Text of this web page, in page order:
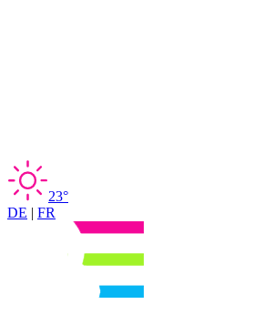
23°
DE | FR